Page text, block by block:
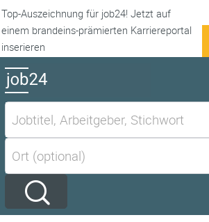
Top-Auszeichnung für job24! Jetzt auf
einem brandeins-prämierten Karriereportal
inserieren